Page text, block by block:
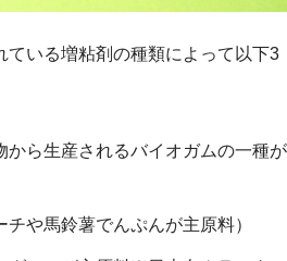
ている増粘剤の種類によって以下3
から生産されるバイオガムの一種が
や馬鈴薯でんぷんが主原料）